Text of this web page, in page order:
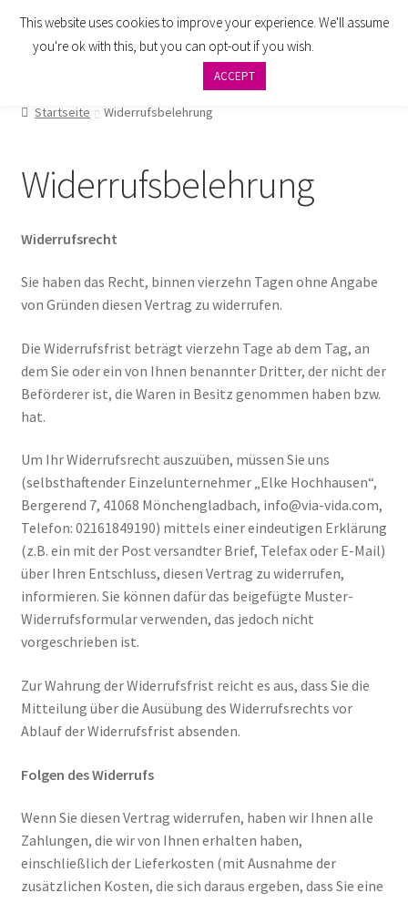
Zur
Navigation
Zum
Inhalt
Widerrufsbelehrung
Versand
Impressum
Kontakt
Startseite Widerrufsbelehrung
Widerrufsbelehrung
Widerrufsrecht
Sie haben das Recht, binnen vierzehn Tagen ohne Angabe
von Gründen diesen Vertrag zu widerrufen.
Die Widerrufsfrist beträgt vierzehn Tage ab dem Tag, an
dem Sie oder ein von Ihnen benannter Dritter, der nicht der
Beförderer ist, die Waren in Besitz genommen haben bzw.
hat.
Um Ihr Widerrufsrecht auszuüben, müssen Sie uns
(selbsthaftender Einzelunternehmer „Elke Hochhausen“,
Bergerend 7, 41068 Mönchengladbach, info@via-vida.com,
Telefon: 02161849190) mittels einer eindeutigen Erklärung
(z.B. ein mit der Post versandter Brief, Telefax oder E-Mail)
über Ihren Entschluss, diesen Vertrag zu widerrufen,
informieren. Sie können dafür das beigefügte Muster-
Widerrufsformular verwenden, das jedoch nicht
vorgeschrieben ist.
Zur Wahrung der Widerrufsfrist reicht es aus, dass Sie die
Mitteilung über die Ausübung des Widerrufsrechts vor
Ablauf der Widerrufsfrist absenden.
Folgen des Widerrufs
Wenn Sie diesen Vertrag widerrufen, haben wir Ihnen alle
Zahlungen, die wir von Ihnen erhalten haben,
einschließlich der Lieferkosten (mit Ausnahme der
zusätzlichen Kosten, die sich daraus ergeben, dass Sie eine
This website uses cookies to improve your experience. We'll assume
you're ok with this, but you can opt-out if you wish.
ACCEPT